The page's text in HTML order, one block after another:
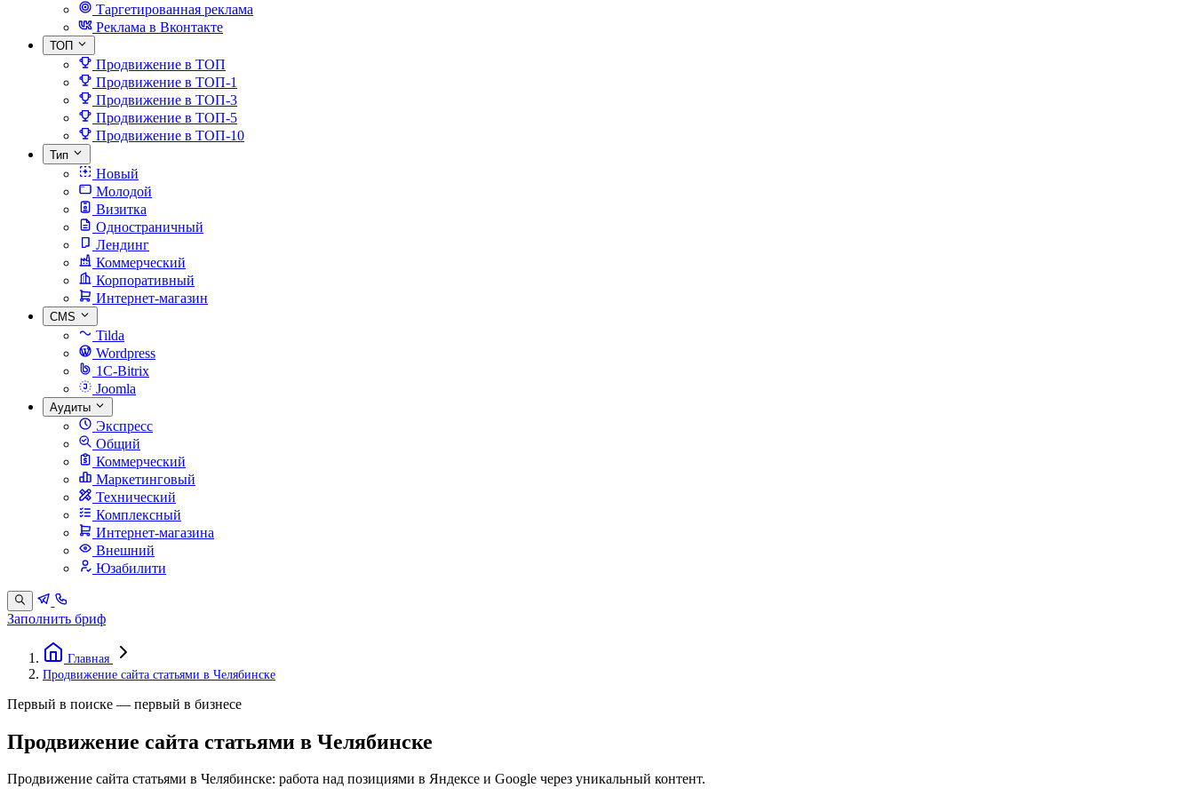
Таргетированная реклама
Реклама в Вконтакте
ТОП
Продвижение в ТОП
Продвижение в ТОП-1
Продвижение в ТОП-3
Продвижение в ТОП-5
Продвижение в ТОП-10
Тип
Новый
Молодой
Визитка
Одностраничный
Лендинг
Коммерческий
Корпоративный
Интернет-магазин
CMS
Tilda
Wordpress
1C-Bitrix
Joomla
Аудиты
Экспресс
Общий
Коммерческий
Маркетинговый
Технический
Комплексный
Интернет-магазина
Внешний
Юзабилити
Заполнить бриф
Главная
Продвижение сайта статьями в Челябинске
Первый в поиске — первый в бизнесе
Продвижение сайта статьями в Челябинске
Продвижение сайта статьями в Челябинске: работа над позициями в Яндексе и Google через уникальный контент.